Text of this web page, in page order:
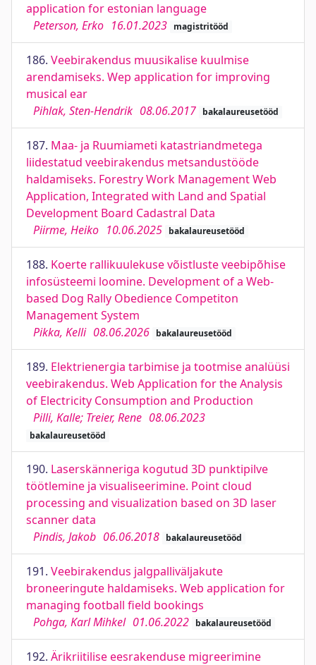
application for estonian language
Peterson, Erko 16.01.2023 magistritööd
186. Veebirakendus muusikalise kuulmise
arendamiseks. Wep application for improving
musical ear
Pihlak, Sten-Hendrik 08.06.2017 bakalaureusetööd
187. Maa- ja Ruumiameti katastriandmetega
liidestatud veebirakendus metsandustööde
haldamiseks. Forestry Work Management Web
Application, Integrated with Land and Spatial
Development Board Cadastral Data
Piirme, Heiko 10.06.2025 bakalaureusetööd
188. Koerte rallikuulekuse võistluste veebipõhise
infosüsteemi loomine. Development of a Web-
based Dog Rally Obedience Competiton
Management System
Pikka, Kelli 08.06.2026 bakalaureusetööd
189. Elektrienergia tarbimise ja tootmise analüüsi
veebirakendus. Web Application for the Analysis
of Electricity Consumption and Production
Pilli, Kalle; Treier, Rene 08.06.2023
bakalaureusetööd
190. Laserskänneriga kogutud 3D punktipilve
töötlemine ja visualiseerimine. Point cloud
processing and visualization based on 3D laser
scanner data
Pindis, Jakob 06.06.2018 bakalaureusetööd
191. Veebirakendus jalgpalliväljakute
broneeringute haldamiseks. Web application for
managing football field bookings
Pohga, Karl Mihkel 01.06.2022 bakalaureusetööd
192. Ärikriitilise eesrakenduse migreerimine